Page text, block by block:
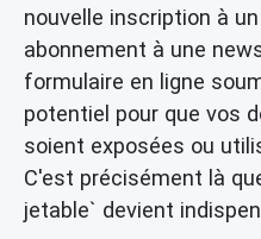
nouvelle inscription à
abonnement à une
formulaire en ligne
potentiel pour que vos
soient exposées ou
C'est précisément là
jetable` devient